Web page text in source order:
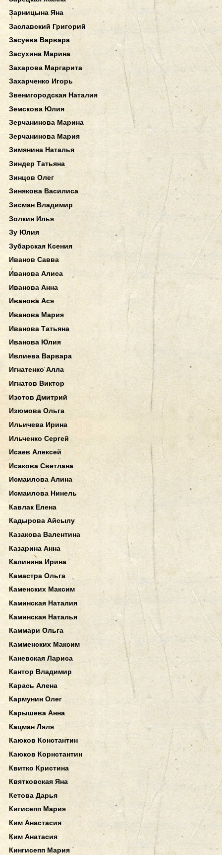
Зарницына Яна
Заславский Григорий
Засуева Варвара
Засухина Марина
Захарова Маргарита
Захарченко Игорь
Звенигородская Наталия
Земскова Юлия
Зерчанинова Марина
Зерчанинова Мария
Зимянина Наталья
Зиндер Татьяна
Зинцов Олег
Зинякова Василиса
Зисман Владимир
Золкин Илья
Зу Юлия
Зубарская Ксения
Иванов Савва
Иванова Алиса
Иванова Анна
Иванова Ася
Иванова Мария
Иванова Татьяна
Иванова Юлия
Ивлиева Варвара
Игнатенко Алла
Игнатов Виктор
Изотов Дмитрий
Изюмова Ольга
Ильичева Ирина
Ильченко Сергей
Исаев Алексей
Исакова Светлана
Исмаилова Алина
Исмаилова Нинель
Кавлак Елена
Кадырова Айсылу
Казакова Валентина
Казарина Анна
Калинина Ирина
Камастра Ольга
Каменских Максим
Каминская Наталия
Каминская Наталья
Каммари Ольга
Камменских Максим
Каневская Лариса
Кантор Владимир
Карась Алена
Кармунин Олег
Карышева Анна
Кацман Ляля
Каюков Константин
Каюков Корнстантин
Квитко Кристина
Квятковская Яна
Кетова Дарья
Кигисепп Мария
Ким Анастасия
Ким Анатасия
Кингисепп Мария